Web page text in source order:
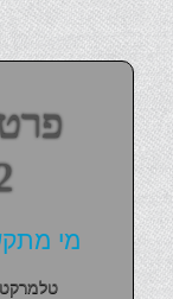
מי מתקשר